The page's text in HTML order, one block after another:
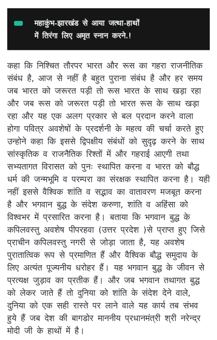
महाकुंभ-झारखंड से आया जत्था-हाथों
में तिरंगा लिए अमृत स्नान करने.!
कहा कि निश्चित तौरपर भारत और रूस का गहरा राजनीतिक
संबंध है, आज से नहीं है बहुत पुराना संबंध है और हर समय
जब भारत को जरूरत पड़ी तो रूस भारत के साथ खड़ा रहा
और जब रूस को जरूरत पड़ी तो भारत रूस के साथ खड़ा
रहा और यह एक अलग प्रकार से बल प्रदान करने वाला
होगा पवित्र अवशेषों के प्रदर्शनी के महत्व की चर्चा करते हुए
उन्होने कहा कि इससे द्विपक्षीय संबंधों को सुदृढ़ करने के साथ
सांस्कृतिक व राजनैतिक रिश्तों में और गहराई आएगी तथा
सभ्यतागत विरासत को पुनः स्थापित करना व भारत को बौद्ध
धर्म की जन्मभूमि व परम्परा का संरक्षक स्थापित करना है। यही
नहीं इससे वैश्विक शांति व सद्भाव का वातावरण मजबूत करना
है और भगवान बुद्ध के संदेश करुणा, शांति व अहिंसा को
विश्वभर में प्रसारित करना है। बताया कि भगवान बुद्ध के
कपिलवस्तु अवशेष पीपरहवा (उत्तर प्रदेश )से प्राप्त हुए जिसे
प्राचीन कपिलवस्तु नगरी से जोड़ा जाता है, यह अवशेष
पुरातात्विक रूप से प्रमाणित हैं और वैश्विक बौद्ध समुदाय के
लिए अत्यंत पूज्यनीय धरोहर हैं। यह भगवान बुद्ध के जीवन से
प्रत्यक्ष जुड़ाव का प्रतीक हैं। और जब भगवान तथागत बुद्ध
को लेकर जाते हैं तो दुनिया को शांति के संदेश देने वाले,
दुनिया को एक सही रास्ते पर लाने वाले यह कार्य तब संभव
हुये हैं जब देश की बागडोर माननीय प्रधानमंत्री श्री नरेन्द्र
मोदी जी के हाथों में है।